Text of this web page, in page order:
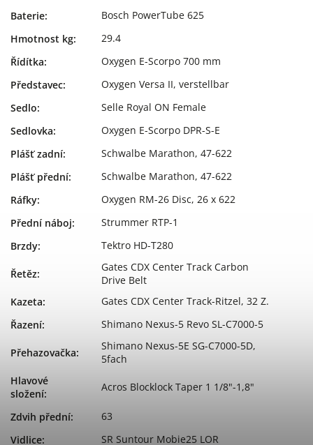
Baterie:
Bosch PowerTube 625
Hmotnost kg:
29.4
Řídítka:
Oxygen E-Scorpo 700 mm
Představec:
Oxygen Versa II, verstellbar
Sedlo:
Selle Royal ON Female
Sedlovka:
Oxygen E-Scorpo DPR-S-E
Plášť zadní:
Schwalbe Marathon, 47-622
Plášť přední:
Schwalbe Marathon, 47-622
Ráfky:
Oxygen RM-26 Disc, 26 x 622
Přední náboj:
Strummer RTP-1
Brzdy: Tektro HD-T280
Řetěz:
Gates CDX Center Track Carbon
Drive Belt
Kazeta:
Gates CDX Center Track-Ritzel, 32 Z.
Řazení: Shimano Nexus-5 Revo SL-C7000-5
Přehazovačka:
Shimano Nexus-5E SG-C7000-5D,
5fach
Hlavové
složení:
Acros Blocklock Taper 1 1/8"-1,8"
Zdvih přední:
63
Vidlice: SR Suntour Mobie25 LOR